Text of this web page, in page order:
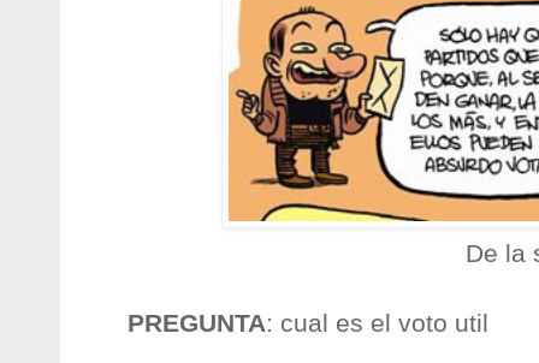
De la
PREGUNTA: cual es el voto util